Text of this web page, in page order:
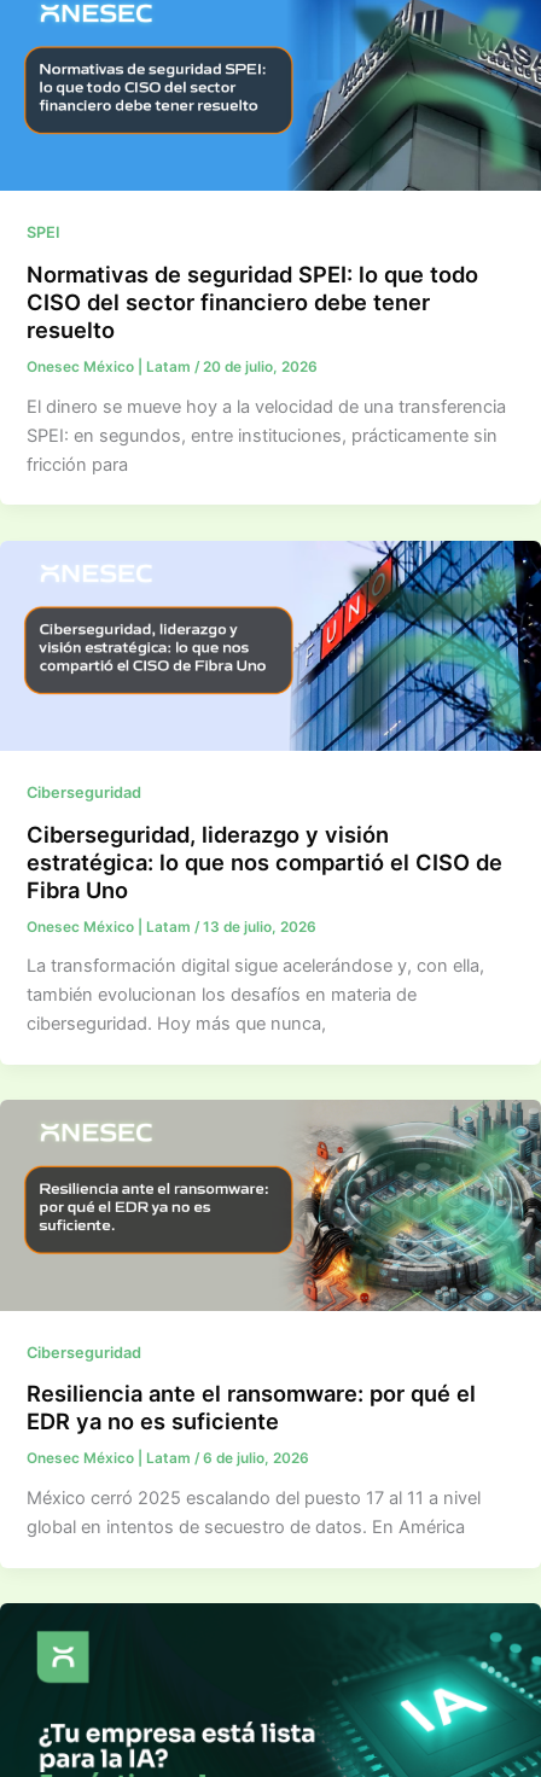
SPEI
Normativas de seguridad SPEI: lo que todo
CISO del sector financiero debe tener
resuelto
Onesec México | Latam /20 de julio, 2026
El dinero se mueve hoy a la velocidad de una transferencia
SPEI: en segundos, entre instituciones, prácticamente sin
fricción para
Ciberseguridad
Ciberseguridad, liderazgo y visión
estratégica: lo que nos compartió el CISO de
Fibra Uno
Onesec México | Latam /13 de julio, 2026
La transformación digital sigue acelerándose y, con ella,
también evolucionan los desafíos en materia de
ciberseguridad. Hoy más que nunca,
Ciberseguridad
Resiliencia ante el ransomware: por qué el
EDR ya no es suficiente
Onesec México | Latam /6 de julio, 2026
México cerró 2025 escalando del puesto 17 al 11 a nivel
global en intentos de secuestro de datos. En América